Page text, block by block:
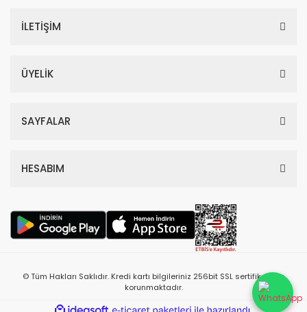
İLETİŞİM
ÜYELİK
SAYFALAR
HESABIM
© Tüm Hakları Saklıdır. Kredi kartı bilgileriniz 256bit SSL sertifikası ile
korunmaktadır.
ideasoft ile